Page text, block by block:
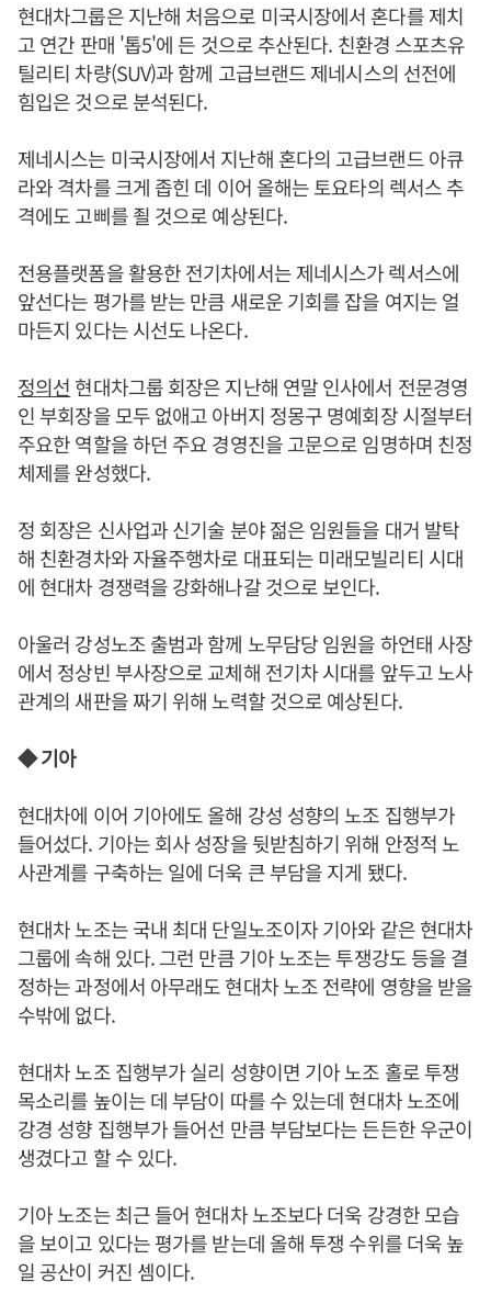
현대차그룹은 지난해 처음으로 미국시장에서 혼다를 제치
고 연간 판매 '톱5'에 든 것으로 추산된다. 친환경 스포츠유
틸리티 차량(SUV)과 함께 고급브랜드 제네시스의 선전에
힘입은 것으로 분석된다.
제네시스는 미국시장에서 지난해 혼다의 고급브랜드 아큐
라와 격차를 크게 좁힌 데 이어 올해는 토요타의 렉서스 추
격에도 고삐를 죌 것으로 예상된다.
전용플랫폼을 활용한 전기차에서는 제네시스가 렉서스에
앞선다는 평가를 받는 만큼 새로운 기회를 잡을 여지는 얼
마든지 있다는 시선도 나온다.
정의선 현대차그룹 회장은 지난해 연말 인사에서 전문경영
인 부회장을 모두 없애고 아버지 정몽구 명예회장 시절부터
주요한 역할을 하던 주요 경영진을 고문으로 임명하며 친정
체제를 완성했다.
정 회장은 신사업과 신기술 분야 젊은 임원들을 대거 발탁
해 친환경차와 자율주행차로 대표되는 미래모빌리티 시대
에 현대차 경쟁력을 강화해나갈 것으로 보인다.
아울러 강성노조 출범과 함께 노무담당 임원을 하언태 사장
에서 정상빈 부사장으로 교체해 전기차 시대를 앞두고 노사
관계의 새판을 짜기 위해 노력할 것으로 예상된다.
◆ 기아
현대차에 이어 기아에도 올해 강성 성향의 노조 집행부가
들어섰다. 기아는 회사 성장을 뒷받침하기 위해 안정적 노
사관계를 구축하는 일에 더욱 큰 부담을 지게 됐다.
현대차 노조는 국내 최대 단일노조이자 기아와 같은 현대차
그룹에 속해 있다. 그런 만큼 기아 노조는 투쟁강도 등을 결
정하는 과정에서 아무래도 현대차 노조 전략에 영향을 받을
수밖에 없다.
현대차 노조 집행부가 실리 성향이면 기아 노조 홀로 투쟁
목소리를 높이는 데 부담이 따를 수 있는데 현대차 노조에
강경 성향 집행부가 들어선 만큼 부담보다는 든든한 우군이
생겼다고 할 수 있다.
기아 노조는 최근 들어 현대차 노조보다 더욱 강경한 모습
을 보이고 있다는 평가를 받는데 올해 투쟁 수위를 더욱 높
일 공산이 커진 셈이다.